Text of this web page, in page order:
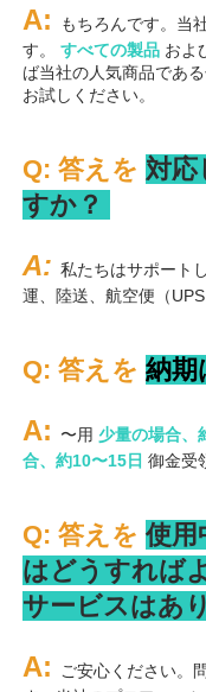
A:
もちろんです。当
す。 すべての製品 およ
ば当社の人気商品であ
お試しください。
Q: 答えを 対応
すか？
A: 私たちはサポート
運、陸送、航空便（
Q: 答えを 納期
A: 〜用 少量の場合、
合、約10〜15日 御金受
Q: 答えを 使用
はどうすれば
サービスはあ
A:
ご安心ください。